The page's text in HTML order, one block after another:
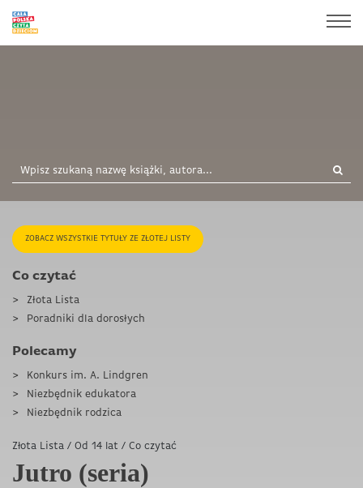
ZOBACZ WSZYSTKIE TYTUŁY ZE ZŁOTEJ LISTY
Co czytać
Złota Lista
Poradniki dla dorosłych
Polecamy
Konkurs im. A. Lindgren
Niezbędnik edukatora
Niezbędnik rodzica
Złota Lista / Od 14 lat / Co czytać
Jutro (seria)